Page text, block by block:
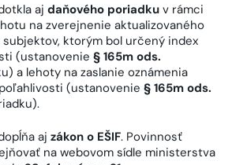
aj daňového poriadku v rámci
na zverejnenie aktualizovaného
subjektov, ktorým bol určený index
(ustanovenie § 165m ods.
a lehoty na zaslanie oznámenia
(ustanovenie § 165m ods.
aj zákon o EŠIF. Povinnosť
na webovom sídle ministerstva